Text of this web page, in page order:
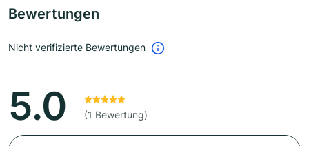
Bewertungen
Nicht verifizierte Bewertungen
5.0 (1 Bewertung)